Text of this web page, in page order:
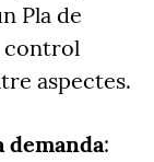
Pla de
control
aspectes.
demanda: